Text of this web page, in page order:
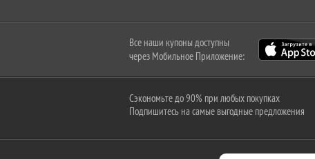
Все наши купоны доступны
через Мобильное Приложение:
Сэкономьте до 90% при любых покупках
Подпишитесь на самые выгодные предложения